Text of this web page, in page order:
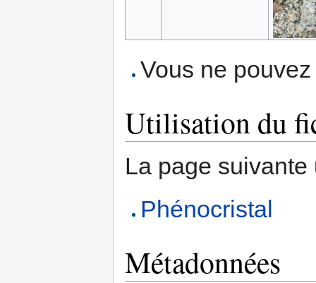
Vous ne
Utilisation du
La page
Phénocristal
Métadonnées